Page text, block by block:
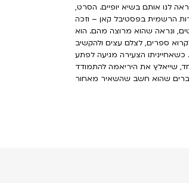
לנו אותם בשיא יופיים. הסרט,
הרשמית בפסטיבל קאן – וזכה
ונראה שהוא מרוצה מהם. הוא
ספרים, לצלם עצים ולהקשיב
ברדיו-טייפ ישן. כשאחייניתו הצעירה מגיעה לפתע
שייאלץ את היריאמה להתמודד